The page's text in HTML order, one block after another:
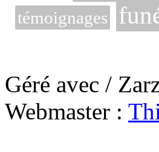
témoignages
Géré avec /
Webmaster :